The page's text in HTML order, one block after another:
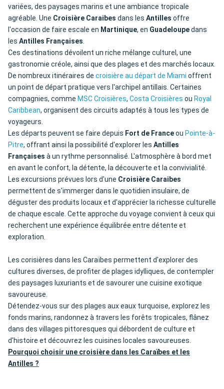
variées, des paysages marins et une ambiance tropicale
agréable. Une Croisière Caraibes dans les Antilles offre
l'occasion de faire escale en Martinique, en Guadeloupedans
les Antilles Françaises.
Ces destinations dévoilent un riche mélange culturel, une
gastronomie créole, ainsi que des plages et des marchés locaux.
De nombreux itinéraires de croisière au départ de Miami offrent
un point de départ pratique vers l'archipel antillais. Certaines
compagnies, comme MSC Croisières, Costa Croisières ou Royal
Caribbean, organisent des circuits adaptés à tous les types de
voyageurs.
Les départs peuvent se faire depuis Fort de Franceou Pointe-à-
Pitre, offrant ainsi la possibilité d'explorer les Antilles
Françaises à un rythme personnalisé. L'atmosphère à bord met
en avant le confort, la détente, la découverte et la convivialité.
Les excursions prévues lors d'une Croisière Caraibes
permettent de s'immerger dans le quotidien insulaire, de
déguster des produits locaux et d'apprécier la richesse culturelle
de chaque escale. Cette approche du voyage convient à ceux qui
recherchent une expérience équilibrée entre détente et
exploration.
Les corisières dans les Caraïbes permettent d'explorer des
cultures diverses, de profiter de plages idylliques, de contempler
des paysages luxuriants et de savourer une cuisine exotique
savoureuse.
Détendez-vous sur des plages aux eaux turquoise, explorez les
fonds marins, randonnez à travers les forêts tropicales, flânez
dans des villages pittoresques qui débordent de culture et
d'histoire et découvrez les cuisines locales savoureuses.
Pourquoi choisir une croisière dans les Caraïbes et les
Antilles ?